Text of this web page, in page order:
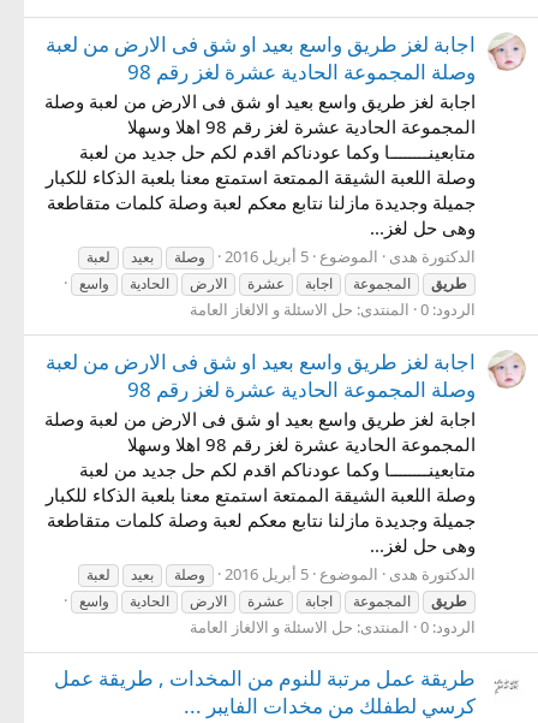
اجابة لغز طريق واسع بعيد او شق فى الارض من لعبة
وصلة المجموعة الحادية عشرة لغز رقم 98
اجابة لغز طريق واسع بعيد او شق فى الارض من لعبة وصلة
المجموعة الحادية عشرة لغز رقم 98 اهلا وسهلا
متابعينــــــــا وكما عودناكم اقدم لكم حل جديد من لعبة
وصلة اللعبة الشيقة الممتعة استمتع معنا بلعبة الذكاء للكبار
جميلة وجديدة مازلنا نتابع معكم لعبة وصلة كلمات متقاطعة
وهى حل لغز...
الدكتورة هدى الموضوع 5 أبريل 2016 وصلة بعيد
لعبة
طريق
المجموعة اجابة عشرة الارض الحادية واسع
الردود: 0 المنتدى: حل الاسئلة و الالغاز العامة
اجابة لغز طريق واسع بعيد او شق فى الارض من لعبة
وصلة المجموعة الحادية عشرة لغز رقم 98
اجابة لغز طريق واسع بعيد او شق فى الارض من لعبة وصلة
المجموعة الحادية عشرة لغز رقم 98 اهلا وسهلا
متابعينــــــــا وكما عودناكم اقدم لكم حل جديد من لعبة
وصلة اللعبة الشيقة الممتعة استمتع معنا بلعبة الذكاء للكبار
جميلة وجديدة مازلنا نتابع معكم لعبة وصلة كلمات متقاطعة
وهى حل لغز...
الدكتورة هدى الموضوع 5 أبريل 2016 وصلة بعيد
لعبة
طريق
المجموعة اجابة عشرة الارض الحادية واسع
الردود: 0 المنتدى: حل الاسئلة و الالغاز العامة
طريقة عمل مرتبة للنوم من المخدات , طريقة عمل
كرسي لطفلك من مخدات الفايبر ...